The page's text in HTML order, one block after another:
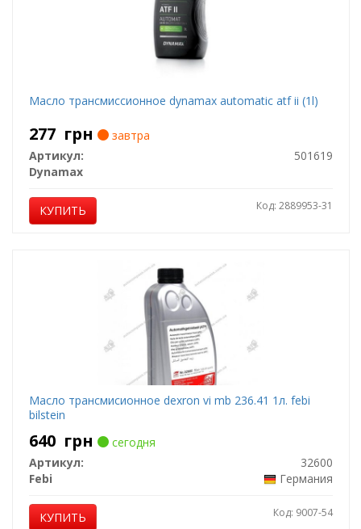
Масло трансмиссионное dynamax automatic atf ii (1l)
277 грн
завтра
Артикул:
501619
Dynamax
КУПИТЬ Код: 2889953-31
Масло трансмисионное dexron vi mb 236.41 1л. febi
bilstein
640 грн
сегодня
Артикул:
32600
Febi
Германия
КУПИТЬ Код: 9007-54